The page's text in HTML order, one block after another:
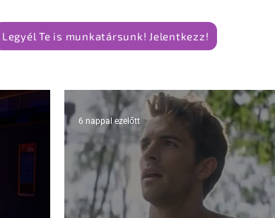
Legyél Te is munkatársunk! Jelentkezz!
6 nappal ezelőtt